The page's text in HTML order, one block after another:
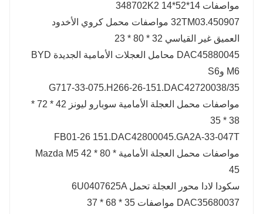
مواصفات 348702K2 14*52*14
32TM03.450907 مواصفات محمل كروي الأخدود
العميق غير القياسي 32 * 80 * 23
DAC45880045 محامل العجلات الأمامية الجديدة BYD
M6 وS6
G717-33-075.H266-26-151.DAC42720038/35
مواصفات محمل العجلة الأمامية سوبارو ليونز 42 * 72 *
38 * 35
FB01-26 151.DAC42800045.GA2A-33-047T
مواصفات محمل العجلة الأمامية Mazda M5 42 * 80 *
45
سكودا لادا محور العجلة تحمل 6U0407625A
DAC35680037 مواصفات 35 * 68 * 37